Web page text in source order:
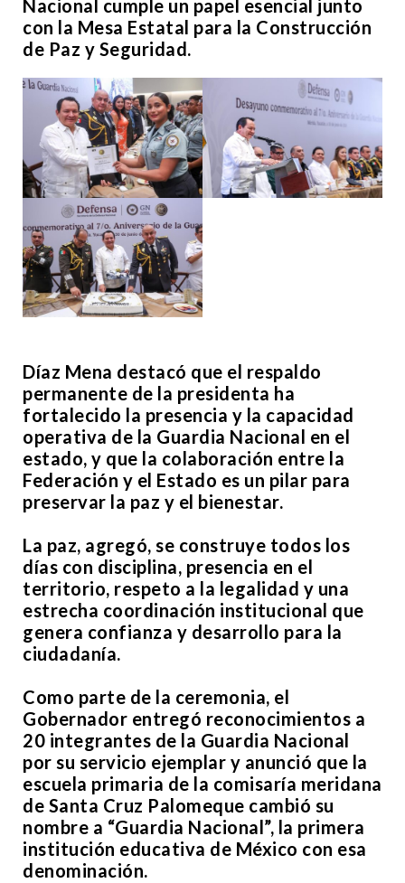
Nacional cumple un papel esencial junto
con la Mesa Estatal para la Construcción
de Paz y Seguridad.
Díaz Mena destacó que el respaldo
permanente de la presidenta ha
fortalecido la presencia y la capacidad
operativa de la Guardia Nacional en el
estado, y que la colaboración entre la
Federación y el Estado es un pilar para
preservar la paz y el bienestar.
La paz, agregó, se construye todos los
días con disciplina, presencia en el
territorio, respeto a la legalidad y una
estrecha coordinación institucional que
genera confianza y desarrollo para la
ciudadanía.
Como parte de la ceremonia, el
Gobernador entregó reconocimientos a
20 integrantes de la Guardia Nacional
por su servicio ejemplar y anunció que la
escuela primaria de la comisaría meridana
de Santa Cruz Palomeque cambió su
nombre a “Guardia Nacional”, la primera
institución educativa de México con esa
denominación.